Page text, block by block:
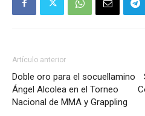
Artículo anterior
Doble oro para el socuellamino
Ángel Alcolea en el Torneo
Nacional de MMA y Grappling